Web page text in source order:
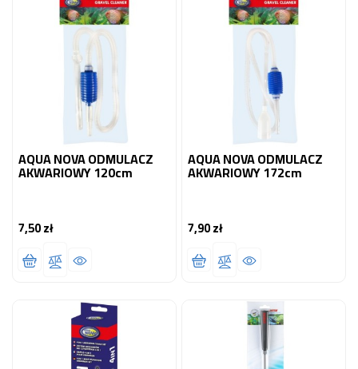
AQUA NOVA ODMULACZ
AKWARIOWY 120cm
7,50 złCena
AQUA NOVA ODMULACZ
AKWARIOWY 172cm
7,90 złCena